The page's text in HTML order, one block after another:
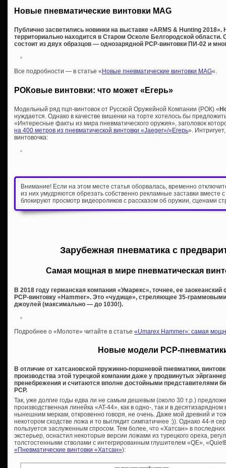
Новые пневматические винтовки MAG
Публично засветились новинки на выставке «ARMS & Hunting 2018».
территориально находится в Старом Осколе Белгородской
состоит из двух образцов — однозарядной PCP-винтовки ПИ-02 и
Все подробности — в статье « Новые пневматические винтовки MAG«.
РОКовые винтовки: что может «Егерь»
Модельный ряд пцп-винтовок от Русской Оружейной Компании (РОК) «
нуждается. Однако в качестве вишенки на торте хотелось бы
«Интересные факты из мира пневматического оружия», заголовок
на 400 метров из пневматической винтовки «Jaeger»/»Егерь».
винтовочка:
Внимание! Если на этом месте статья оборвалась, временно
из них умудряются обрезать собственно рекламные заставки вместе
блокируют просмотр видеороликов с рассказом об оружии, сценами
Зарубежная пневматика с
Самая мощная в мире пневматическая
В 2018 году германская компания «Умарекс», точнее, ее
PCP-винтовку «Hammer». Это «чудище», стреляющее 35-
джоулей (максимально — до 1030!).
Подробнее о «Молоте» читайте в статье «Umarex Hammer»: самая
Новые модели PCP-
В отличие от хатсановской пружинно-поршневой пневматики,
производства этой турецкой компании даже у продвинутых
пренебрежения и считаются вполне достойными представителями
PCP.
Так, уже долгие годы едва ли не самым дешевым (около 30 т.р.)
производственная линейка «AT-44», как в одно-, так и в
нынешним меркам, откровенно говоря, не очень. Даже мой древний и
некотором сходстве ложа и то выглядит симпатичнее :)). Однако 44-я
пользуется заслуженным спросом. Тем более, что «Хатсан» в
экстерьер, оснастил некоторые версии ложами из турецкого ореха,
толстостенными стволами с интегрированным глушителем «QE»,
«Пневматические винтовки «Хатсан»):